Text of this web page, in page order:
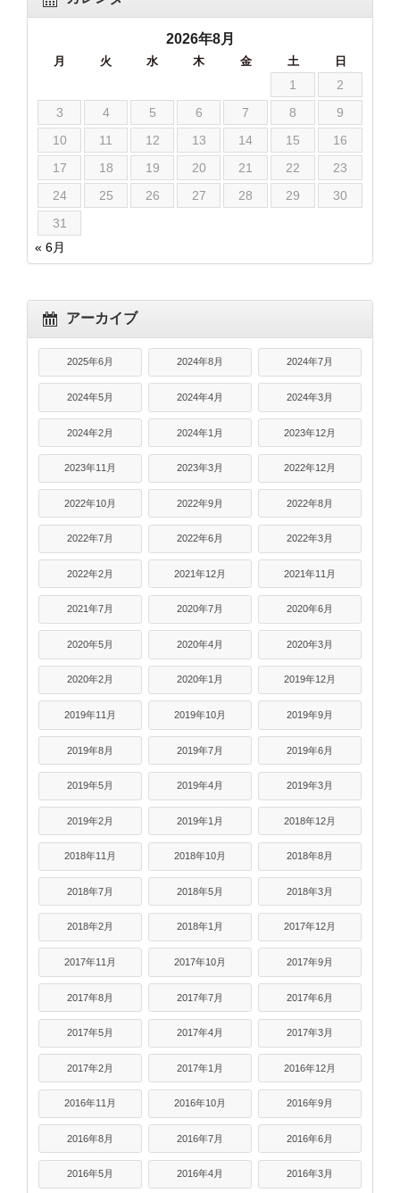
2026年8月
月 火 水 木 金 土 日
1
2
3
4 5 6 7 8
9
10
11 12 13 14 15
16
17
18 19 20 21 22
23
24
25 26 27 28 29
30
31
« 6月
アーカイブ
2025年6月 2024年8月 2024年7月
2024年5月 2024年4月 2024年3月
2024年2月 2024年1月 2023年12月
2023年11月 2023年3月 2022年12月
2022年10月 2022年9月 2022年8月
2022年7月 2022年6月 2022年3月
2022年2月 2021年12月 2021年11月
2021年7月 2020年7月 2020年6月
2020年5月 2020年4月 2020年3月
2020年2月 2020年1月 2019年12月
2019年11月 2019年10月 2019年9月
2019年8月 2019年7月 2019年6月
2019年5月 2019年4月 2019年3月
2019年2月 2019年1月 2018年12月
2018年11月 2018年10月 2018年8月
2018年7月 2018年5月 2018年3月
2018年2月 2018年1月 2017年12月
2017年11月 2017年10月 2017年9月
2017年8月 2017年7月 2017年6月
2017年5月 2017年4月 2017年3月
2017年2月 2017年1月 2016年12月
2016年11月 2016年10月 2016年9月
2016年8月 2016年7月 2016年6月
2016年5月 2016年4月 2016年3月